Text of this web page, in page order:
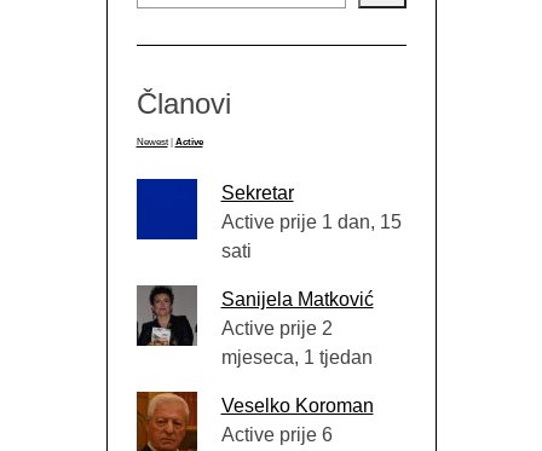
Članovi
Newest Active
Sekretar
Active prije 1 dan, 15
sati
Sanijela Matković
Active prije 2
mjeseca, 1 tjedan
Veselko Koroman
Active prije 6